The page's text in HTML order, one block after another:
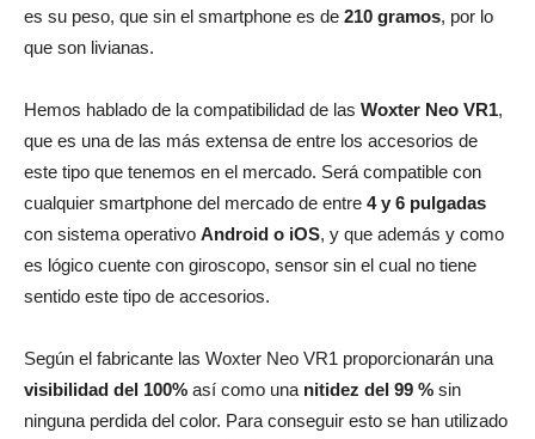
es su peso, que sin el smartphone es de 210 gramos, por lo
que son livianas.
Hemos hablado de la compatibilidad de las Woxter Neo VR1,
que es una de las más extensa de entre los accesorios de
este tipo que tenemos en el mercado. Será compatible con
cualquier smartphone del mercado de entre 4 y 6 pulgadas
con sistema operativo Android o iOS, y que además y como
es lógico cuente con giroscopo, sensor sin el cual no tiene
sentido este tipo de accesorios.
Según el fabricante las Woxter Neo VR1 proporcionarán una
visibilidad del 100% así como una nitidez del 99 % sin
ninguna perdida del color. Para conseguir esto se han utilizado